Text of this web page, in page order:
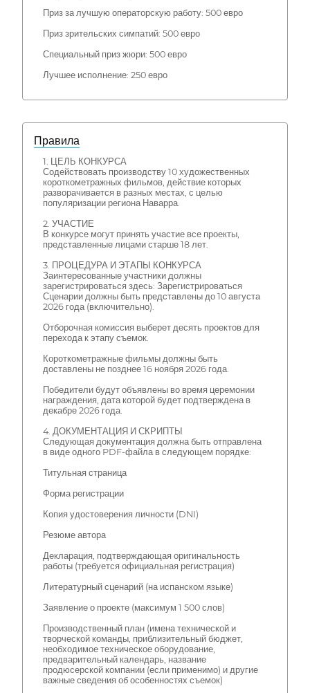
Приз за лучшую операторскую работу: 500 евро
Приз зрительских симпатий: 500 евро
Специальный приз жюри: 500 евро
Лучшее исполнение: 250 евро
Правила
1. ЦЕЛЬ КОНКУРСА
Содействовать производству 10 художественных
короткометражных фильмов, действие которых
разворачивается в разных местах, с целью
популяризации региона Наварра.
2. УЧАСТИЕ
В конкурсе могут принять участие все проекты,
представленные лицами старше 18 лет.
3. ПРОЦЕДУРА И ЭТАПЫ КОНКУРСА
Заинтересованные участники должны
зарегистрироваться здесь: Зарегистрироваться
Сценарии должны быть представлены до 10 августа
2026 года (включительно).
Отборочная комиссия выберет десять проектов для
перехода к этапу съемок.
Короткометражные фильмы должны быть
доставлены не позднее 16 ноября 2026 года.
Победители будут объявлены во время церемонии
награждения, дата которой будет подтверждена в
декабре 2026 года.
4. ДОКУМЕНТАЦИЯ И СКРИПТЫ
Следующая документация должна быть отправлена
в виде одного PDF-файла в следующем порядке:
Титульная страница
Форма регистрации
Копия удостоверения личности (DNI)
Резюме автора
Декларация, подтверждающая оригинальность
работы (требуется официальная регистрация)
Литературный сценарий (на испанском языке)
Заявление о проекте (максимум 1 500 слов)
Производственный план (имена технической и
творческой команды, приблизительный бюджет,
необходимое техническое оборудование,
предварительный календарь, название
продюсерской компании (если применимо) и другие
важные сведения об особенностях съемок)